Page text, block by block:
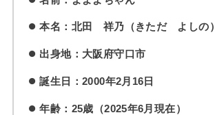
本名：北田 祥乃（きただ よしの）
出身地：大阪府守口市
誕生日：2000年2月16日
年齢：25歳（2025年6月現在）